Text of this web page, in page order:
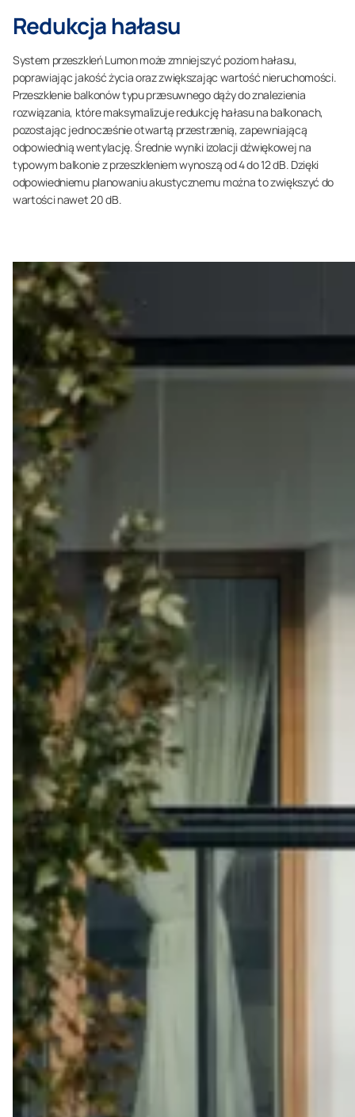
Redukcja hałasu
System przeszkleń Lumon może zmniejszyć poziom hałasu,
poprawiając jakość życia oraz zwiększając wartość nieruchomości.
Przeszklenie balkonów typu przesuwnego dąży do znalezienia
rozwiązania, które maksymalizuje redukcję hałasu na balkonach,
pozostając jednocześnie otwartą przestrzenią, zapewniającą
odpowiednią wentylację. Średnie wyniki izolacji dźwiękowej na
typowym balkonie z przeszkleniem wynoszą od 4 do 12 dB. Dzięki
odpowiedniemu planowaniu akustycznemu można to zwiększyć do
wartości nawet 20 dB.